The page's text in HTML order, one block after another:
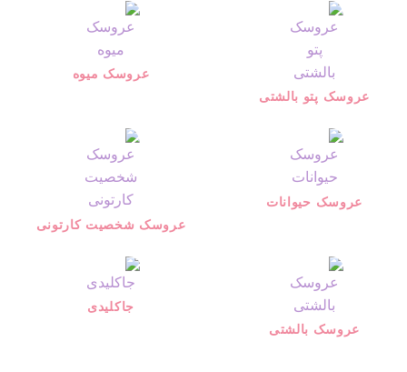
عروسک پتو بالشتی
عروسک میوه
عروسک حیوانات
عروسک شخصیت کارتونی
عروسک بالشتی
جاکلیدی